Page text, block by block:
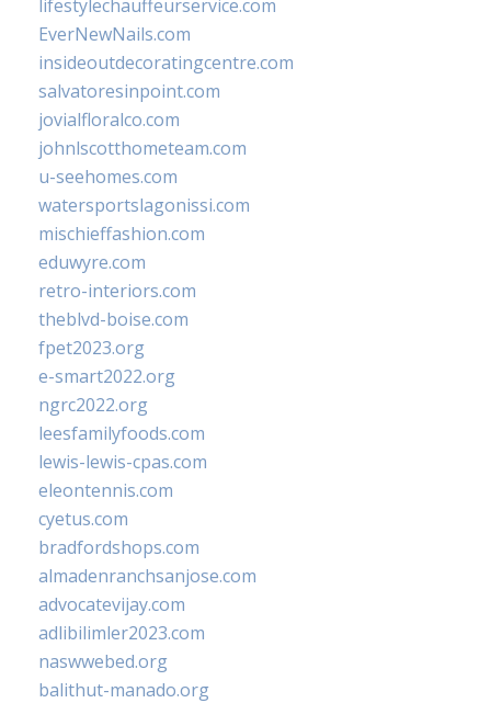
lifestylechauffeurservice.com
EverNewNails.com
insideoutdecoratingcentre.com
salvatoresinpoint.com
jovialfloralco.com
johnlscotthometeam.com
u-seehomes.com
watersportslagonissi.com
mischieffashion.com
eduwyre.com
retro-interiors.com
theblvd-boise.com
fpet2023.org
e-smart2022.org
ngrc2022.org
leesfamilyfoods.com
lewis-lewis-cpas.com
eleontennis.com
cyetus.com
bradfordshops.com
almadenranchsanjose.com
advocatevijay.com
adlibilimler2023.com
naswwebed.org
balithut-manado.org